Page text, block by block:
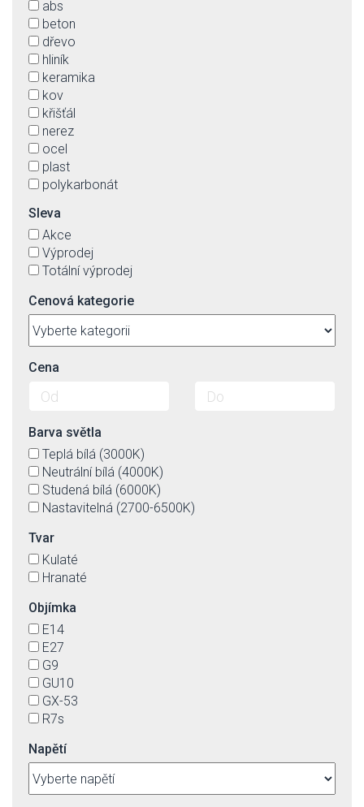
saténový chrom
stříbrná
stříbrnošedá
šedá
transparentní
zlatá
abs
beton
dřevo
hliník
keramika
kov
křišťál
nerez
ocel
plast
polykarbonát
sklo
textil(imit.)-vnější, plast vnitřní strana stínítek
Sleva
Akce
Výprodej
Totální výprodej
Cenová kategorie
Cena
Barva světla
Teplá bílá (3000K)
Neutrální bílá (4000K)
Studená bílá (6000K)
Nastavitelná (2700-6500K)
Tvar
Kulaté
Hranaté
Objímka
E14
E27
G9
GU10
GX-53
R7s
Napětí